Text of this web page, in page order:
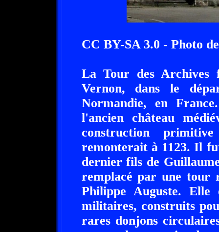
CC BY-SA 3.0 - Photo
La Tour des
Vernon, dans le
Normandie, en
l'ancien château
construction
remonterait à 1123. Il
dernier fils de
remplacé par une tour
Philippe Auguste. Elle
militaires, construits
rares donjons